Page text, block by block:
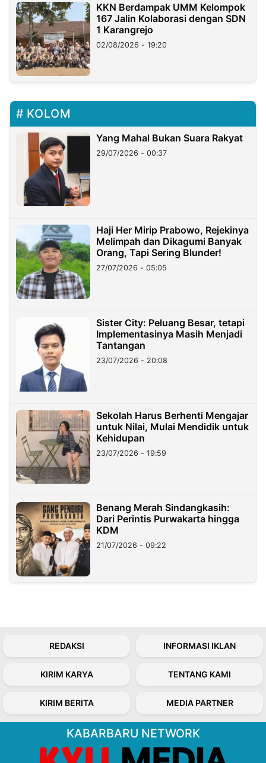
KKN Berdampak UMM Kelompok
167 Jalin Kolaborasi dengan SDN
1 Karangrejo
02/08/2026 - 19:20
KOLOM
Yang Mahal Bukan Suara Rakyat
29/07/2026 - 00:37
Haji Her Mirip Prabowo, Rejekinya
Melimpah dan Dikagumi Banyak
Orang, Tapi Sering Blunder!
27/07/2026 - 05:05
Sister City: Peluang Besar, tetapi
Implementasinya Masih Menjadi
Tantangan
23/07/2026 - 20:08
Sekolah Harus Berhenti Mengajar
untuk Nilai, Mulai Mendidik untuk
Kehidupan
23/07/2026 - 19:59
Benang Merah Sindangkasih:
Dari Perintis Purwakarta hingga
KDM
21/07/2026 - 09:22
REDAKSI INFORMASI IKLAN
KIRIM KARYA TENTANG KAMI
KIRIM BERITA MEDIA PARTNER
KABARBARU NETWORK